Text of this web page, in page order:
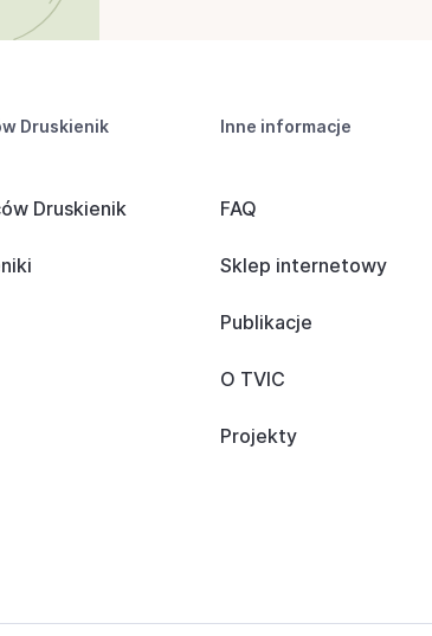
Druskienik
Druskienik
Inne informacje
FAQ
Sklep internetowy
Publikacje
O TVIC
Projekty